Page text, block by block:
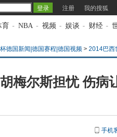
注册 我的搜狐
育 - NBA - 视频 - 娱谈 - 财经 -
德国新闻|德国赛程|德国视频 > 2014巴西
梅尔斯担忧 伤病
手机